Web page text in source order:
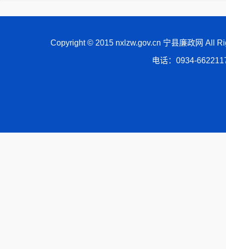
Copyright © 2015 nxlzw.gov.cn 宁县廉政网 All
电话：0934-